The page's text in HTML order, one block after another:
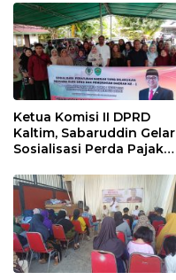
Ketua Komisi II DPRD
Kaltim, Sabaruddin Gelar
Sosialisasi Perda Pajak
Sepinggan Raya
Balikpapan